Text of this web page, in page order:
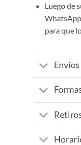
Luego de
para que
Envíos